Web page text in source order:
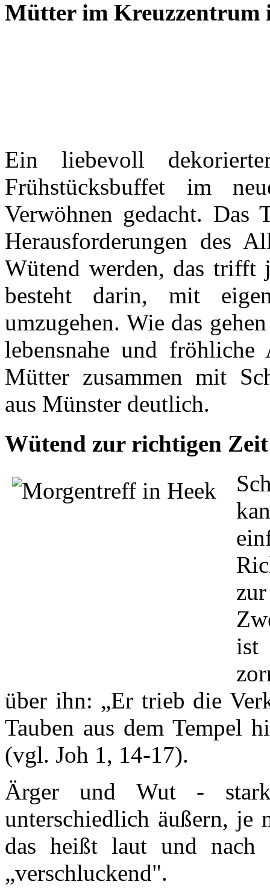
Mütter im Kreuzzentrum
Ein liebevoll
Frühstücksbuffet im
Verwöhnen gedacht.
Herausforderungen des
Wütend werden, das trifft
besteht darin, mit
umzugehen. Wie das
lebensnahe und fröhliche
Mütter zusammen mit
aus Münster deutlich.
Wütend zur richtigen Zeit
ist
über ihn: „Er trieb die
Tauben aus dem Tempel
(vgl. Joh 1, 14-17).
Ärger und Wut -
unterschiedlich äußern, je
das heißt laut und nach
„verschluckend".